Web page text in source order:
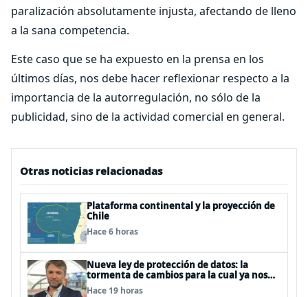
paralización absolutamente injusta, afectando de lleno
a la sana competencia.
Este caso que se ha expuesto en la prensa en los
últimos días, nos debe hacer reflexionar respecto a la
importancia de la autorregulación, no sólo de la
publicidad, sino de la actividad comercial en general.
Otras noticias relacionadas
Plataforma continental y la proyección de
Chile
Hace 6 horas
Nueva ley de protección de datos: la
tormenta de cambios para la cual ya nos
deberíamos estar preparando
Hace 19 horas